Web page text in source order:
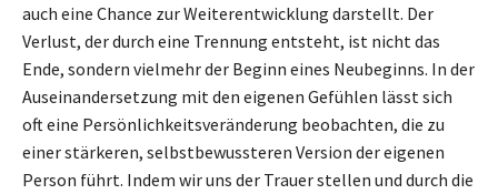
auch eine Chance zur Weiterentwicklung darstellt. Der
Verlust, der durch eine Trennung entsteht, ist nicht das
Ende, sondern vielmehr der Beginn eines Neubeginns. In der
Auseinandersetzung mit den eigenen Gefühlen lässt sich
oft eine Persönlichkeitsveränderung beobachten, die zu
einer stärkeren, selbstbewussteren Version der eigenen
Person führt. Indem wir uns der Trauer stellen und durch die